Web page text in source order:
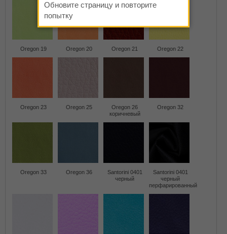
Oregon 19 Oregon 20 Oregon 21 Oregon 22
Oregon 23 Oregon 25
Oregon 26
коричневый
Oregon 32
Oregon 33 Oregon 36
Santorini 0401
черный
Santorini 0401
черный
перфарированный
Обновите страницу и повторите
попытку